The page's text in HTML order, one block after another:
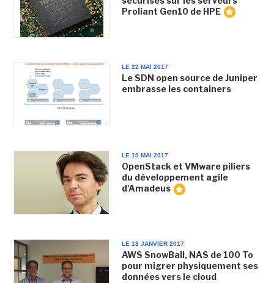
Proliant Gen10 de HPE
LE 22 MAI 2017
Le SDN open source de Juniper
embrasse les containers
LE 10 MAI 2017
OpenStack et VMware piliers
du développement agile
d'Amadeus
LE 18 JANVIER 2017
AWS SnowBall, NAS de 100 To
pour migrer physiquement ses
données vers le cloud